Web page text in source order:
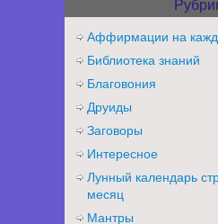
Аффирмации на
Библиотека знаний
Благовония
Друиды
Заговоры
Интересное
Лунный календарь
месяц
Мантры